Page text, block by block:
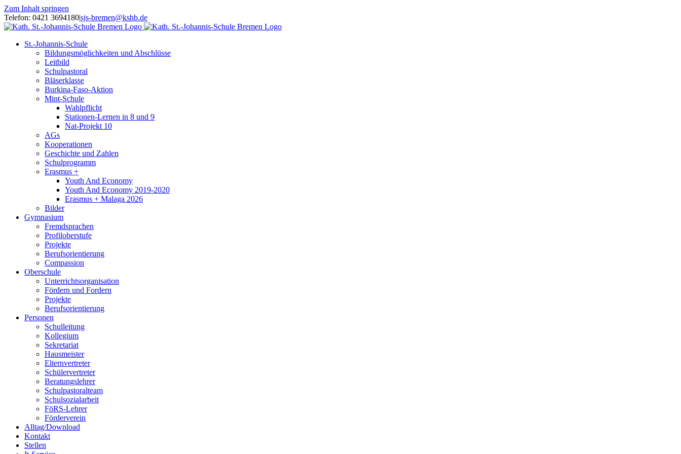
Zum Inhalt springen
Telefon: 0421 3694180|sjs-bremen@kshb.de
St.-Johannis-Schule
Bildungsmöglichkeiten und Abschlüsse
Leitbild
Schulpastoral
Bläserklasse
Burkina-Faso-Aktion
Mint-Schule
Wahlpflicht
Stationen-Lernen in 8 und 9
Nat-Projekt 10
AGs
Kooperationen
Geschichte und Zahlen
Schulprogramm
Erasmus +
Youth And Economy
Youth And Economy 2019-2020
Erasmus + Malaga 2026
Bilder
Gymnasium
Fremdsprachen
Profiloberstufe
Projekte
Berufsorientierung
Compassion
Oberschule
Unterrichtsorganisation
Fördern und Fordern
Projekte
Berufsorientierung
Personen
Schulleitung
Kollegium
Sekretariat
Hausmeister
Elternvertreter
Schülervertreter
Beratungslehrer
Schulpastoralteam
Schulsozialarbeit
FöRS-Lehrer
Förderverein
Alltag/Download
Kontakt
Stellen